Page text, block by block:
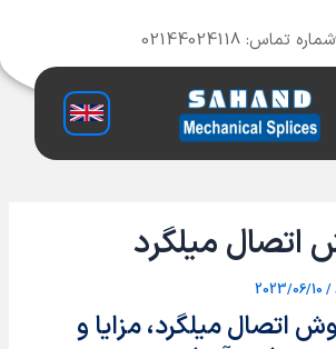
شماره تماس: 02144024118
اتصال میلگرد
/
2023/06/10
اتصال میلگرد، مزایا و